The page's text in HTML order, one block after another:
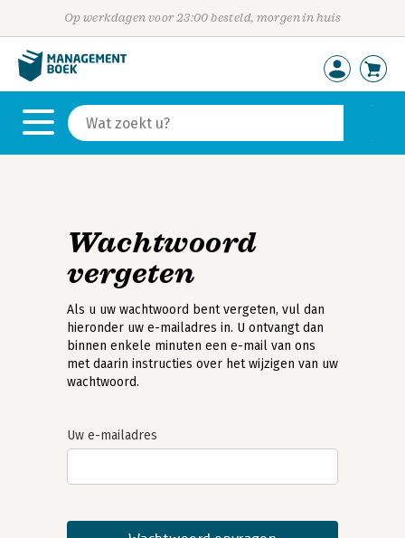
Op werkdagen voor 23:00 besteld, morgen in huis
Wachtwoord
vergeten
Als u uw wachtwoord bent vergeten, vul dan
hieronder uw e-mailadres in. U ontvangt dan
binnen enkele minuten een e-mail van ons
met daarin instructies over het wijzigen van uw
wachtwoord.
Uw e-mailadres